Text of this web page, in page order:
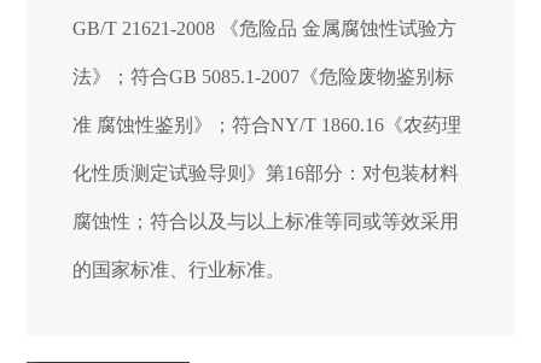
GB/T 21621-2008 《危险品 金属腐蚀性试验方
法》；符合GB 5085.1-2007《危险废物鉴别标
准 腐蚀性鉴别》；符合NY/T 1860.16《农药理
化性质测定试验导则》第16部分：对包装材料
腐蚀性；符合以及与以上标准等同或等效采用
的国家标准、行业标准。